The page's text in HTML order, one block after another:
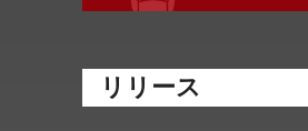
リリース